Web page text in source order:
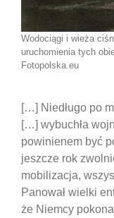
Wodociągi i wieża
uruchomienia tych
Fotopolska.eu
[…] Niedługo po
[…] wybuchła
powinienem być
jeszcze rok
mobilizacja,
Panował wielki
że Niemcy